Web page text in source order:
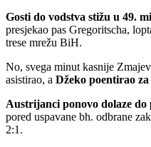
Gosti do vodstva stižu u 49.
presjekao pas Gregoritscha,
trese mrežu BiH.
No, svega minut kasnije
asistirao, a Džeko poentirao za
Austrijanci ponovo dolaze
pored uspavane bh. odbrane
2:1.